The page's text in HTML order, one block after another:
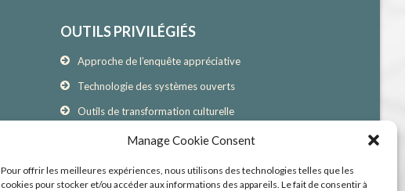
Manage Cookie Consent
Pour offrir les meilleures expériences, nous utilisons des technologies telles que les
cookies pour stocker et/ou accéder aux informations des appareils. Le fait de consentir à
OUTILS PRIVILÉGIÉS
Approche de l’enquête appréciative
Technologie des systèmes ouverts
Outils de transformation culturelle
Outils d’évaluation psychométriques et de rétroaction